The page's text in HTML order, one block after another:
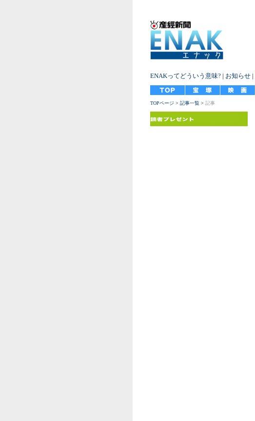
ENAKってどういう意味? | お知らせ |
TOPページ > 記事一覧 > 記事